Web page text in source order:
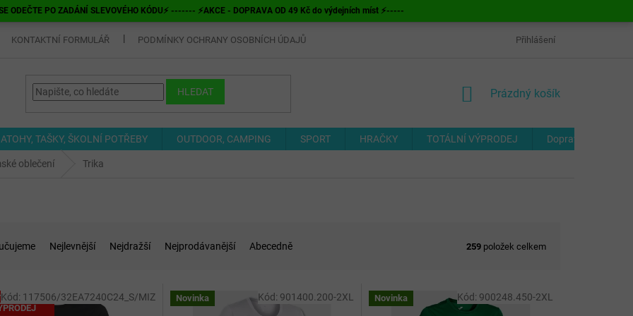
ODEČTE PO ZADÁNÍ SLEVOVÉHO KÓDU⚡ ------- ⚡AKCE - DOPRAVA OD 49 Kč do výdejních míst ⚡-----
KONTAKTNÍ FORMULÁŘ PODMÍNKY OCHRANY OSOBNÍCH ÚDAJŮ ODSTOUPENÍ OD SMLOUVY
Přihlášení
HLEDAT
NÁKUPNÍ
Prázdný košík
TAŠKY, ŠKOLNÍ POTŘEBY OUTDOOR, CAMPING SPORT HRAČKY TOTÁLNÍ VÝPRODEJ Doprava a platba
oblečení Trika
Nejlevnější Nejdražší Nejprodávanější Abecedně 259 položek celkem
Kód: 117506/32EA7240C24_S/MIZ Novinka Kód: 901400.200-2XL Novinka Kód: 900248.450-2XL